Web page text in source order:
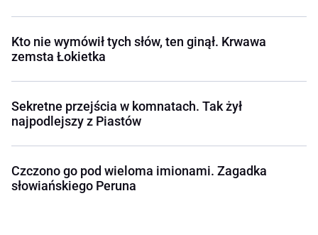
Kto nie wymówił tych słów, ten ginął. Krwawa
zemsta Łokietka
Sekretne przejścia w komnatach. Tak żył
najpodlejszy z Piastów
Czczono go pod wieloma imionami. Zagadka
słowiańskiego Peruna